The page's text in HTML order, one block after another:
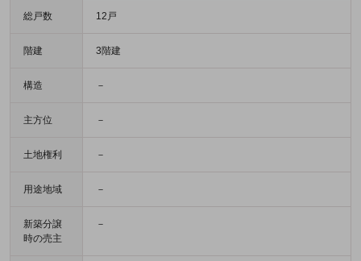
総戸数 12戸
階建 3階建
構造 －
主方位 －
土地権利 －
用途地域 －
新築分譲
時の売主
－